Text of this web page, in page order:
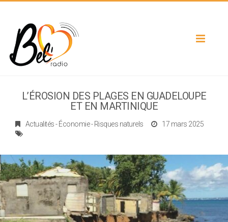
Toggle
L’ÉROSION DES PLAGES EN GUADELOUPE
ET EN MARTINIQUE
Actualités- Économie- Risques naturels 17 mars 2025